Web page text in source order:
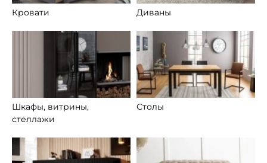
Кровати Диваны
Шкафы, витрины,
стеллажи
Столы